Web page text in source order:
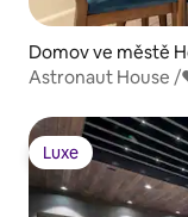
Domov ve městě
Astronaut House
Luxe
Luxe